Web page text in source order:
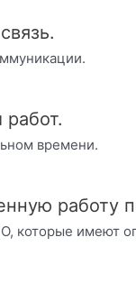
времени.
работу
которые имеют